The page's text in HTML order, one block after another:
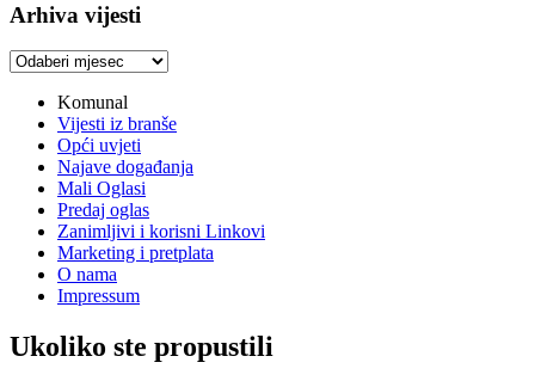
Arhiva vijesti
Arhiva
Komunal
Vijesti iz branše
Opći uvjeti
Najave događanja
Mali Oglasi
Predaj oglas
Zanimljivi i korisni Linkovi
Marketing i pretplata
O nama
Impressum
Ukoliko ste propustili